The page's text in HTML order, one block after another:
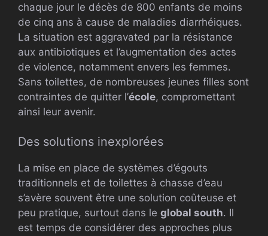
chaque jour le décès de 800 enfants de moins
de cinq ans à cause de maladies diarrhéiques.
La situation est aggravated par la résistance
aux antibiotiques et l’augmentation des actes
de violence, notamment envers les femmes.
Sans toilettes, de nombreuses jeunes filles sont
contraintes de quitter l’école, compromettant
ainsi leur avenir.
Des solutions inexplorées
La mise en place de systèmes d’égouts
traditionnels et de toilettes à chasse d’eau
s’avère souvent être une solution coûteuse et
peu pratique, surtout dans le global south. Il
est temps de considérer des approches plus